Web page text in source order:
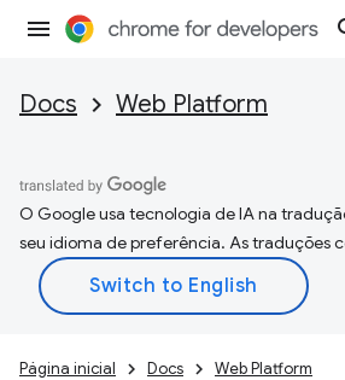
Docs Web Platform
O Google usa tecnologia de IA na
seu idioma de preferência. As traduções
Página inicial Docs Web Platform